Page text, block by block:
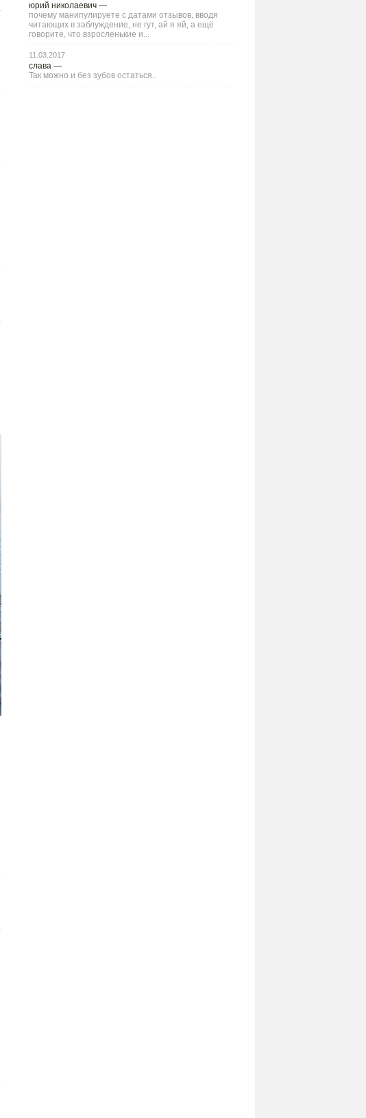
юрий николаевич —
почему манипулируете с датами отзывов, вводя
читающих в заблуждение, не гут, ай я яй, а ещё
говорите, что взросленькие и...
11.03.2017
слава —
Так можно и без зубов остаться..